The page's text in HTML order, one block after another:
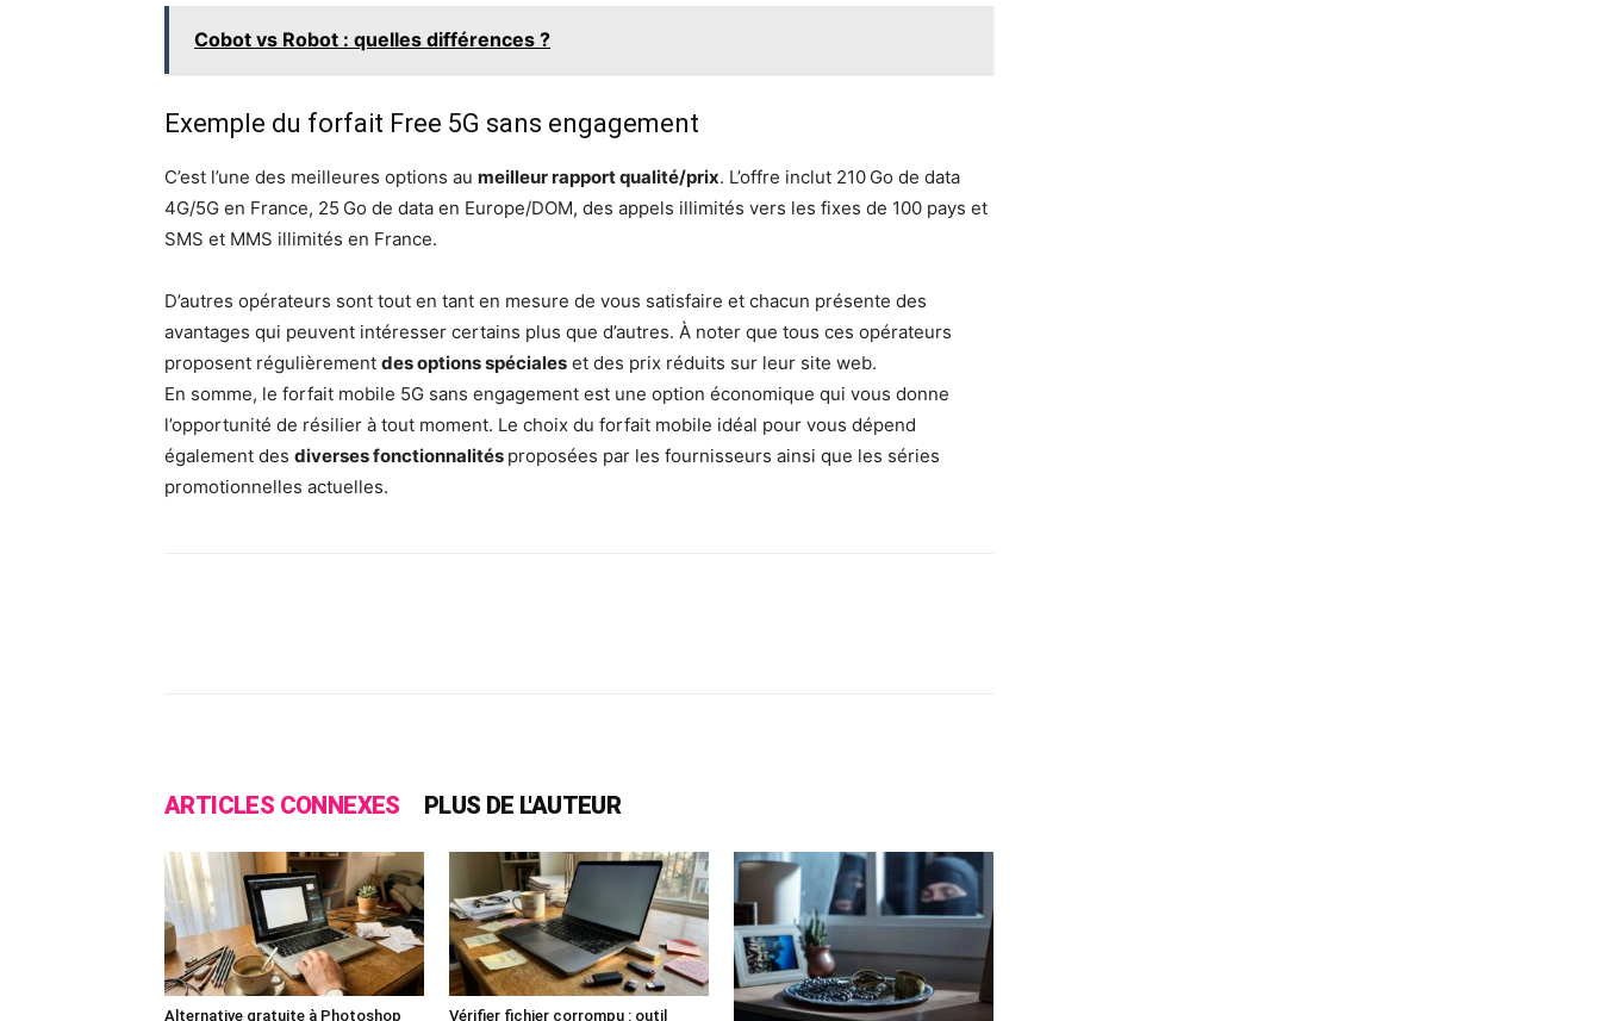
Cobot vs Robot : quelles différences ?
Exemple du forfait Free 5G sans engagement
C’est l’une des meilleures options au meilleur rapport qualité/prix. L’offre inclut 210 Go de data
4G/5G en France, 25 Go de data en Europe/DOM, des appels illimités vers les fixes de 100 pays et
SMS et MMS illimités en France.
D’autres opérateurs sont tout en tant en mesure de vous satisfaire et chacun présente des
avantages qui peuvent intéresser certains plus que d’autres. À noter que tous ces opérateurs
proposent régulièrement des options spéciales et des prix réduits sur leur site web.
En somme, le forfait mobile 5G sans engagement est une option économique qui vous donne
l’opportunité de résilier à tout moment. Le choix du forfait mobile idéal pour vous dépend
également des diverses fonctionnalités proposées par les fournisseurs ainsi que les séries
promotionnelles actuelles.
ARTICLES CONNEXES PLUS DE L'AUTEUR
Alternative gratuite à Photoshop Vérifier fichier corrompu : outil